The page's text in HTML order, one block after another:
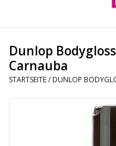
Drums
Dunlop
Carnauba
STARTSEITE/ DUNLOP